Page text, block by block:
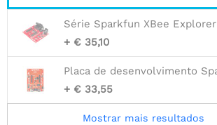
Série Sparkfun XBee Explorer
+ € 35,10
+ € 33,55
Mostrar mais resultados